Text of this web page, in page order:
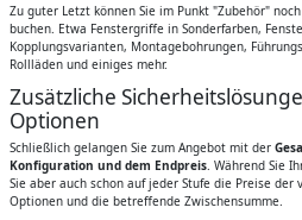
Zu guter Letzt können Sie im Punkt "Zubehör" noch
buchen. Etwa Fenstergriffe in Sonderfarben,
Kopplungsvarianten, Montagebohrungen,
Rollläden und einiges mehr.
Zusätzliche
Optionen
Schließlich gelangen Sie zum Angebot mit der
Konfiguration und dem Endpreis. Während Sie
Sie aber auch schon auf jeder Stufe die Preise
Optionen und die betreffende Zwischensumme.